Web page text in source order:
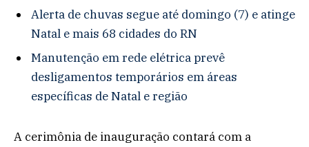
Alerta de chuvas segue até domingo (7) e atinge
Natal e mais 68 cidades do RN
Manutenção em rede elétrica prevê
desligamentos temporários em áreas
específicas de Natal e região
A cerimônia de inauguração contará com a